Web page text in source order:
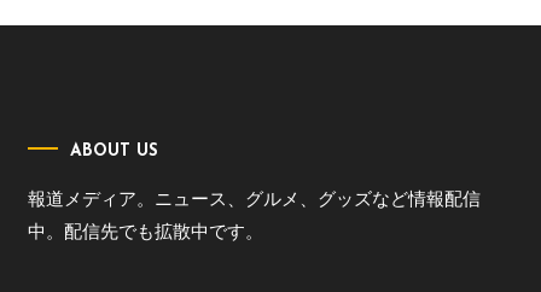
ABOUT US
報道メディア。ニュース、グルメ、グッズなど情報配信
中。配信先でも拡散中です。